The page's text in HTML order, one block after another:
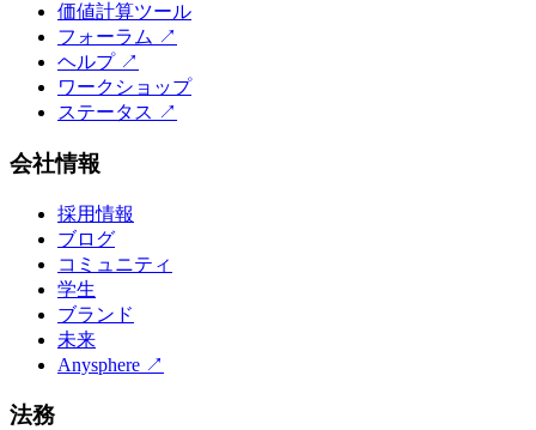
価値計算ツール
フォーラム ↗
ヘルプ↗
ワークショップ
ステータス ↗
会社情報
採用情報
ブログ
コミュニティ
学生
ブランド
未来
Anysphere ↗
法務